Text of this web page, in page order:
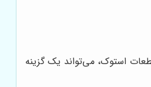
استوک، می‌تواند یک گزینه